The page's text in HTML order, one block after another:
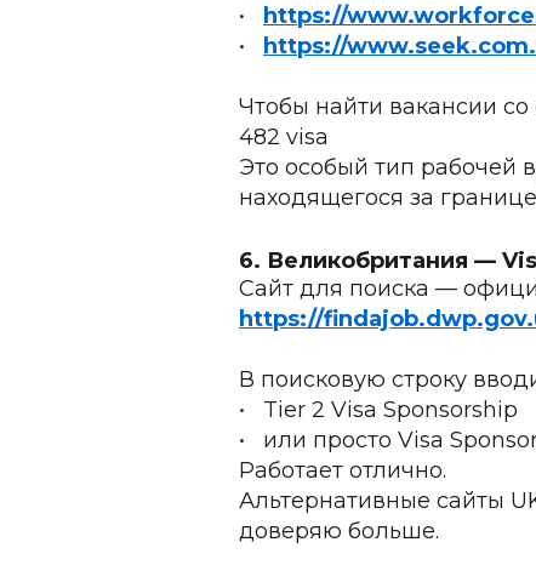
https://
https://
Чтобы найти вакансии
482 visa
Это особый тип рабочей
находящегося за
6. Великобритания —
Сайт для поиска —
https://
В поисковую строку
•	Tier 2 Visa Sponsorship
•	или просто Visa
Работает отлично.
Альтернативные сайты
доверяю больше.